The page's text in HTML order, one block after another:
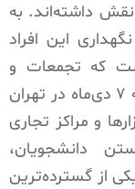
تاریخ ۱۸ دی ماه، نقش داشته‌اند. به
این افراد
که تجمعات و
اعتصابات کسبه و بازاریان از روز یکشنبه ۷ دی‌ماه در تهران
و مراکز تجاری
دانشجویان،
از گسترده‌ترین